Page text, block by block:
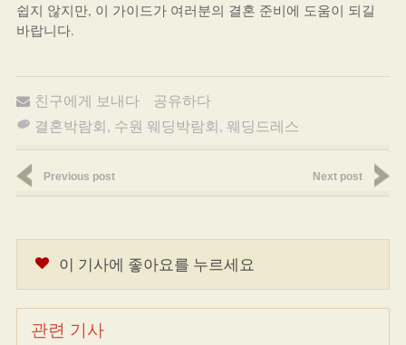
쉽지 않지만, 이 가이드가 여러분의 결혼 준비에 도움이 되길
바랍니다.
친구에게 보내다
공유하다
결혼박람회, 수원 웨딩박람회, 웨딩드레스
Previous post Next post
이 기사에 좋아요를 누르세요
관련 기사